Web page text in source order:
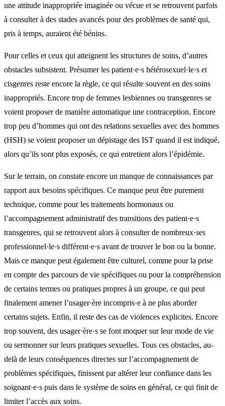
une attitude inappropriée imaginée ou vécue et se retrouvent parfois
à consulter à des stades avancés pour des problèmes de santé qui,
pris à temps, auraient été bénins.
Pour celles et ceux qui atteignent les structures de soins, d’autres
obstacles subsistent. Présumer les patient·e·s hétérosexuel·le·s et
cisgenres reste encore la règle, ce qui résulte souvent en des soins
inappropriés. Encore trop de femmes lesbiennes ou transgenres se
voient proposer de manière automatique une contraception. Encore
trop peu d’hommes qui ont des relations sexuelles avec des hommes
(HSH) se voient proposer un dépistage des IST quand il est indiqué,
alors qu’ils sont plus exposés, ce qui entretient alors l’épidémie.
Sur le terrain, on constate encore un manque de connaissances par
rapport aux besoins spécifiques. Ce manque peut être purement
technique, comme pour les traitements hormonaux ou
l’accompagnement administratif des transitions des patient·e·s
transgenres, qui se retrouvent alors à consulter de nombreux·ses
professionnel·le·s différent·e·s avant de trouver le bon ou la bonne.
Mais ce manque peut également être culturel, comme pour la prise
en compte des parcours de vie spécifiques ou pour la compréhension
de certains termes ou pratiques propres à un groupe, ce qui peut
finalement amener l’usager·ère incompris·e à ne plus aborder
certains sujets. Enfin, il reste des cas de violences explicites. Encore
trop souvent, des usager·ère·s se font moquer sur leur mode de vie
ou sermonner sur leurs pratiques sexuelles. Tous ces obstacles, au-
delà de leurs conséquences directes sur l’accompagnement de
problèmes spécifiques, finissent par altérer leur confiance dans les
soignant·e·s puis dans le système de soins en général, ce qui finit de
limiter l’accès aux soins.